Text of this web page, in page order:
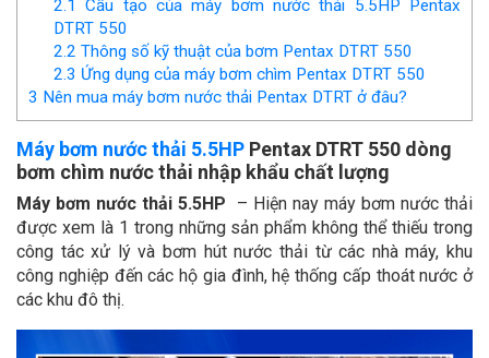
2.1 Cấu tạo của máy bơm nước thải 5.5HP Pentax
DTRT 550
2.2 Thông số kỹ thuật của bơm Pentax DTRT 550
2.3 Ứng dụng của máy bơm chìm Pentax DTRT 550
3 Nên mua máy bơm nước thải Pentax DTRT ở đâu?
Máy bơm nước thải 5.5HP Pentax DTRT 550 dòng
bơm chìm nước thải nhập khẩu chất lượng
Máy bơm nước thải 5.5HP
– Hiện nay máy bơm nước thải
được xem là 1 trong những sản phẩm không thể thiếu trong
công tác xử lý và bơm hút nước thải từ các nhà máy, khu
công nghiệp đến các hộ gia đình, hệ thống cấp thoát nước ở
các khu đô thị.